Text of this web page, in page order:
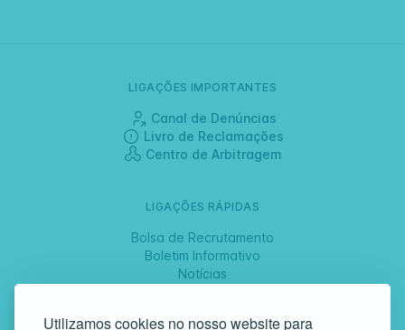
Utilizamos cookies no nosso website para
LIGAÇÕES IMPORTANTES
Canal de Denúncias
Livro de Reclamações
Centro de Arbitragem
LIGAÇÕES RÁPIDAS
Bolsa de Recrutamento
Boletim Informativo
Notícias